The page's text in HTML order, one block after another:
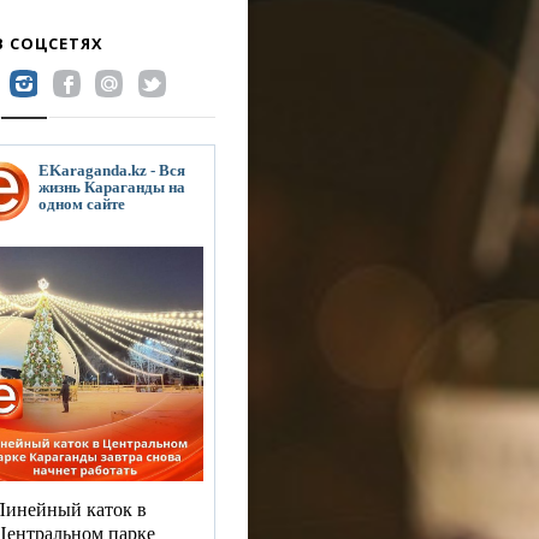
СОЦСЕТЯХ
EKaraganda.kz - Вся
жизнь Караганды на
одном сайте